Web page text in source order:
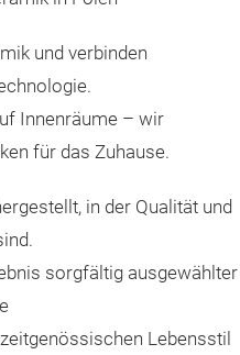
und verbinden
Innenräume – wir
für das Zuhause.
in der Qualität und
sorgfältig ausgewählter
Lebensstil